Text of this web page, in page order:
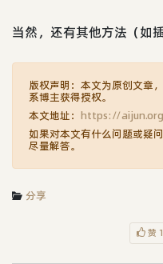
当然，还有其他方法（如
版权声明：本文为原创文章
系博主获得授权。
本文地址： https://
如果对本文有什么问题或疑
尽量解答。
分享
赞